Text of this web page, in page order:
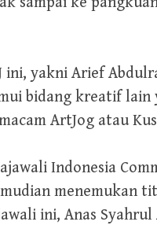
ini, yakni Arief
bidang kreatif
ArtJog atau
Indonesia
menemukan
ini, Anas